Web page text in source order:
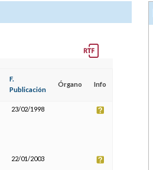
F.
Publicación
Órgano Info
23/02/1998
22/01/2003